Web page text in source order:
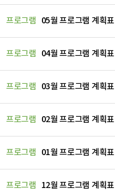
프로그램 05월 프로그램 계획표
프로그램 04월 프로그램 계획표
프로그램 03월 프로그램 계획표
프로그램 02월 프로그램 계획표
프로그램 01월 프로그램 계획표
프로그램 12월 프로그램 계획표